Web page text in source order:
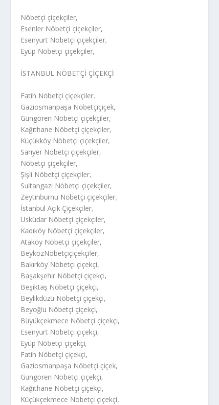
Nöbetçi çiçekçiler,
Esenler Nöbetçi çiçekçiler,
Esenyurt Nöbetçi çiçekçiler,
Eyüp Nöbetçi çiçekçiler,
İSTANBUL NÖBETÇİ ÇİÇEKÇİ
Fatih Nöbetçi çiçekçiler,
Gaziosmanpaşa Nöbetçiçiçek,
Güngören Nöbetçi çiçekçiler,
Kağıthane Nöbetçi çiçekçiler,
Küçükköy Nöbetçi çiçekçiler,
Sarıyer Nöbetçi çiçekçiler,
Nöbetçi çiçekçiler,
Şişli Nöbetçi çiçekçiler,
Sultangazi Nöbetçi çiçekçiler,
Zeytinburnu Nöbetçi çiçekçiler,
İstanbul Açık Çiçekçiler,
Üsküdar Nöbetçi çiçekçiler,
Kadıköy Nöbetçi çiçekçiler,
Ataköy Nöbetçi çiçekçiler,
BeykozNöbetçiçiçekçiler,
Bakırköy Nöbetçi çiçekçi,
Başakşehir Nöbetçi çiçekçi,
Beşiktaş Nöbetçi çiçekçi,
Beylikdüzü Nöbetçi çiçekçi,
Beyoğlu Nöbetçi çiçekçi,
Büyükçekmece Nöbetçi çiçekçi,
Esenyurt Nöbetçi çiçekçi,
Eyüp Nöbetçi çiçekçi,
Fatih Nöbetçi çiçekçi,
Gaziosmanpaşa Nöbetçi çiçek,
Güngören Nöbetçi çiçekçi,
Kağıthane Nöbetçi çiçekçi,
Küçükçekmece Nöbetçi çiçekçi,